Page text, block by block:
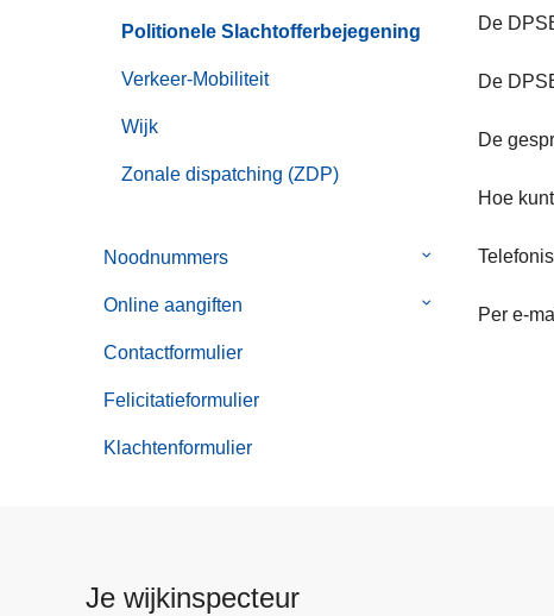
Politionele Slachtofferbejegening
Verkeer-Mobiliteit
Wijk
Zonale dispatching (ZDP)
Noodnummers
Submenu
Noodnummers
Online aangiften
Submenu
Contactformulier
Felicitatieformulier
Klachtenformulier
De
De
De
Hoe
Per e-
Je wijkinspecteur